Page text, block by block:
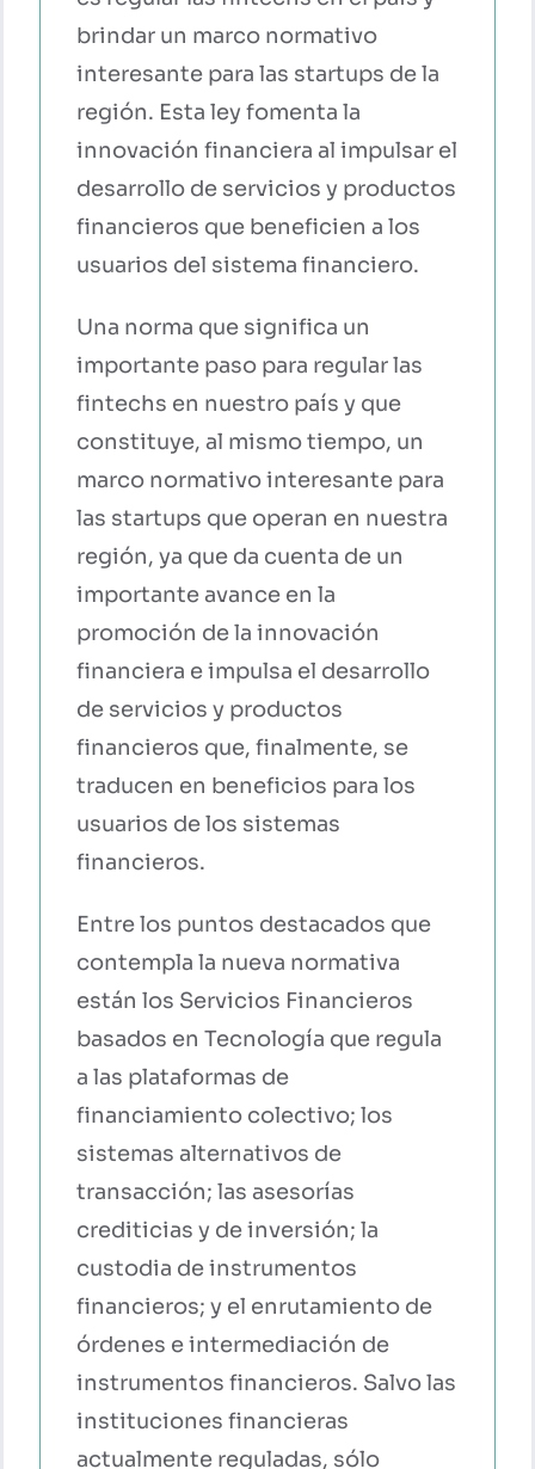
brindar un marco normativo
interesante para las startups de la
región. Esta ley fomenta la
innovación financiera al impulsar el
desarrollo de servicios y productos
financieros que beneficien a los
usuarios del sistema financiero.
Una norma que significa un
importante paso para regular las
fintechs en nuestro país y que
constituye, al mismo tiempo, un
marco normativo interesante para
las startups que operan en nuestra
región, ya que da cuenta de un
importante avance en la
promoción de la innovación
financiera e impulsa el desarrollo
de servicios y productos
financieros que, finalmente, se
traducen en beneficios para los
usuarios de los sistemas
financieros.
Entre los puntos destacados que
contempla la nueva normativa
están los Servicios Financieros
basados en Tecnología que regula
a las plataformas de
financiamiento colectivo; los
sistemas alternativos de
transacción; las asesorías
crediticias y de inversión; la
custodia de instrumentos
financieros; y el enrutamiento de
órdenes e intermediación de
instrumentos financieros. Salvo las
instituciones financieras
actualmente reguladas, sólo